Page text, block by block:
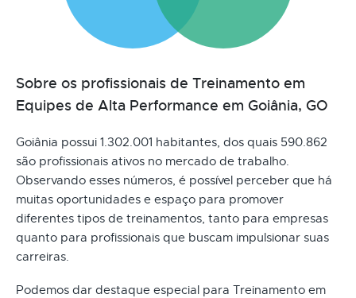
Sobre os profissionais de Treinamento em
Equipes de Alta Performance em Goiânia, GO
Goiânia possui 1.302.001 habitantes, dos quais 590.862
são profissionais ativos no mercado de trabalho.
Observando esses números, é possível perceber que há
muitas oportunidades e espaço para promover
diferentes tipos de treinamentos, tanto para empresas
quanto para profissionais que buscam impulsionar suas
carreiras.
Podemos dar destaque especial para Treinamento em